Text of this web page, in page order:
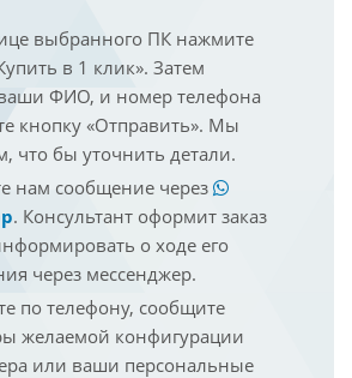
выбранного ПК нажмите
в 1 клик». Затем
ФИО, и номер телефона
кнопку «Отправить». Мы
что бы уточнить детали.
нам сообщение через
. Консультант оформит заказ
о ходе его
через мессенджер.
по телефону, сообщите
желаемой конфигурации
или ваши персональные